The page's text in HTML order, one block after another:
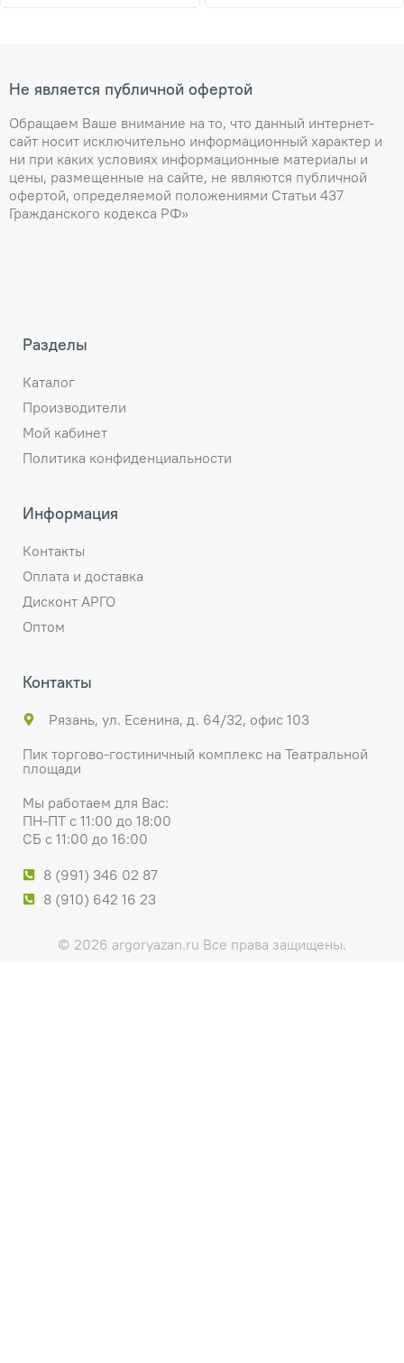
Не является публичной офертой
Обращаем Ваше внимание на то, что данный интернет-
сайт носит исключительно информационный характер и
ни при каких условиях информационные материалы и
цены, размещенные на сайте, не являются публичной
офертой, определяемой положениями Статьи 437
Гражданского кодекса РФ»
Разделы
Каталог
Производители
Мой кабинет
Политика конфиденциальности
Информация
Контакты
Оплата и доставка
Дисконт АРГО
Оптом
Контакты
Рязань, ул. Есенина, д. 64/32, офис 103
Пик торгово-гостиничный комплекс на Театральной
площади
Мы работаем для Вас:
ПН-ПТ с 11:00 до 18:00
СБ с 11:00 до 16:00
8 (991) 346 02 87
8 (910) 642 16 23
© 2026 argoryazan.ru Все права защищены.